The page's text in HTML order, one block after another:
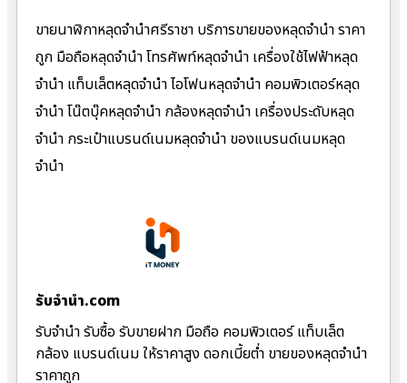
ขายนาฬิกาหลุดจำนำศรีราชา บริการขายของหลุดจำนำ ราคา
ถูก มือถือหลุดจำนำ โทรศัพท์หลุดจำนำ เครื่องใช้ไฟฟ้าหลุด
จำนำ แท็บเล็ตหลุดจำนำ ไอโฟนหลุดจำนำ คอมพิวเตอร์หลุด
จำนำ โน๊ตบุ๊คหลุดจำนำ กล้องหลุดจำนำ เครื่องประดับหลุด
จำนำ กระเป๋าแบรนด์เนมหลุดจำนำ ของแบรนด์เนมหลุด
จำนำ
รับจํานํา.com
รับจำนำ รับซื้อ รับขายฝาก มือถือ คอมพิวเตอร์ แท็บเล็ต
กล้อง แบรนด์เนม ให้ราคาสูง ดอกเบี้ยต่ำ ขายของหลุดจำนำ
ราคาถูก